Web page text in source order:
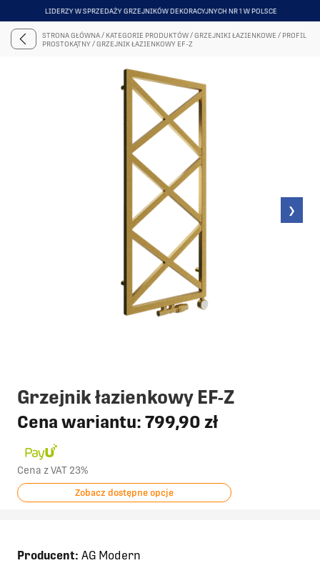
LIDERZY W SPRZEDAŻY GRZEJNIKÓW DEKORACYJNYCH NR 1 W POLSCE
ITEM
STRONA GŁÓWNA/ KATEGORIE PRODUKTÓW/GRZEJNIKI ŁAZIENKOWE / PROFIL
PROSTOKĄTNY/GRZEJNIK ŁAZIENKOWY EF-Z
❯
Grzejnik łazienkowy EF-Z
Cena wariantu: 799,90 zł
Cena z VAT 23%
Zobacz dostępne opcje
Producent: AG Modern